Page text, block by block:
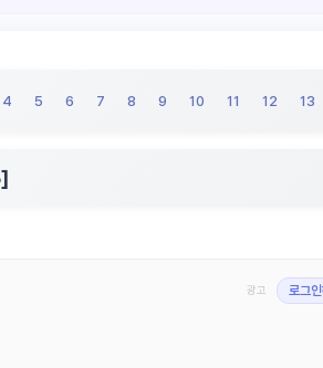
4 5 6 7 8 9 10 11 12 13
광고 로그